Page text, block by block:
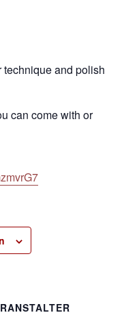
technique and polish
can come with or